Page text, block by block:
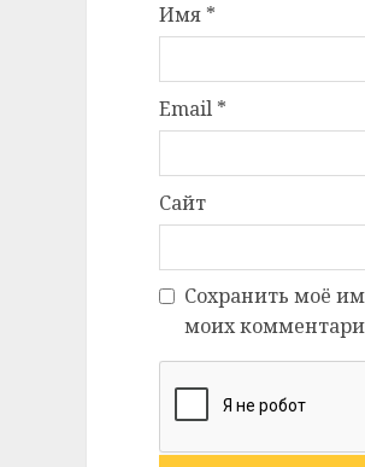
Имя *
Email *
Сайт
Сохранить моё
моих